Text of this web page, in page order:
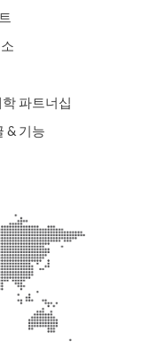
파트너십
& 기능